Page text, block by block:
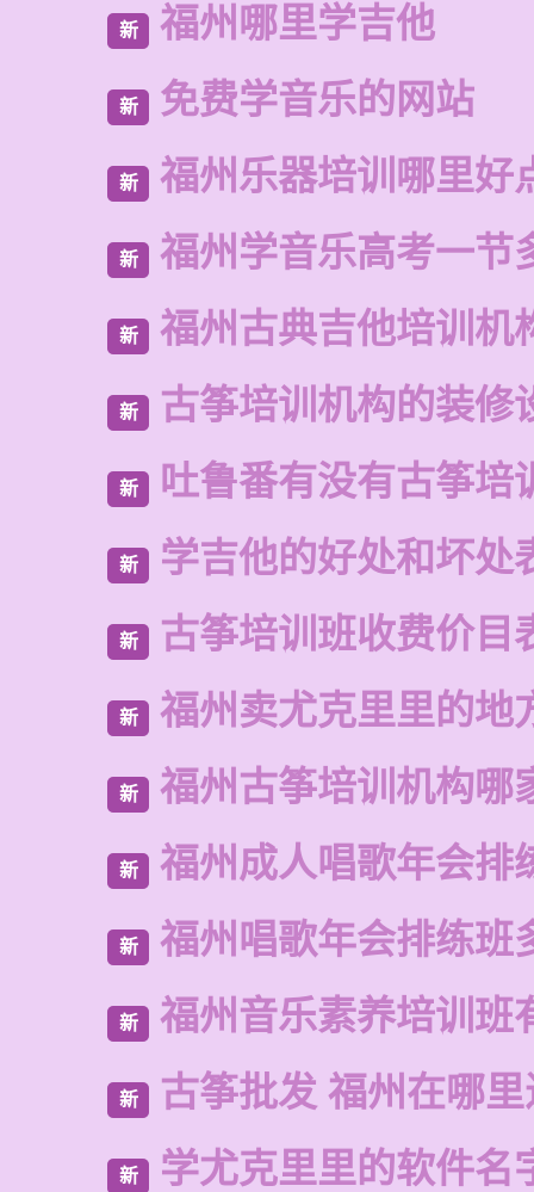
新 福州哪里学吉他
新 免费学音乐的网站
新 福州乐器培训哪里好
新 福州学音乐高考一节
新 福州古典吉他培训机
新 古筝培训机构的装修
新 吐鲁番有没有古筝培
新 学吉他的好处和坏处
新 古筝培训班收费价目
新 福州卖尤克里里的地
新 福州古筝培训机构哪
新 福州成人唱歌年会排
新 福州唱歌年会排练班
新 福州音乐素养培训班
新 古筝批发 福州在哪
新 学尤克里里的软件名